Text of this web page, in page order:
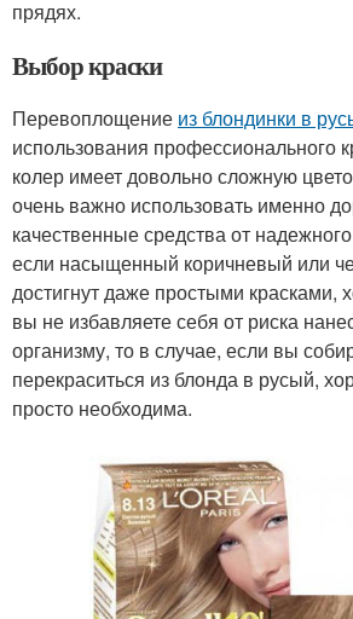
прядях.
Выбор краски
Перевоплощение из блондинки в
использования профессионального
колер имеет довольно сложную
очень важно использовать именно
качественные средства от
если насыщенный коричневый или
достигнут даже простыми красками,
вы не избавляете себя от риска
организму, то в случае, если вы
перекраситься из блонда в русый,
просто необходима.